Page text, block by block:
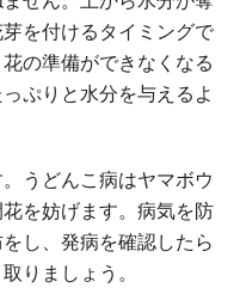
を付けるタイミングで
の準備ができなくなる
ぷりと水分を与えるよ
うどんこ病はヤマボウ
を妨げます。病気を防
し、発病を確認したら
りましょう。